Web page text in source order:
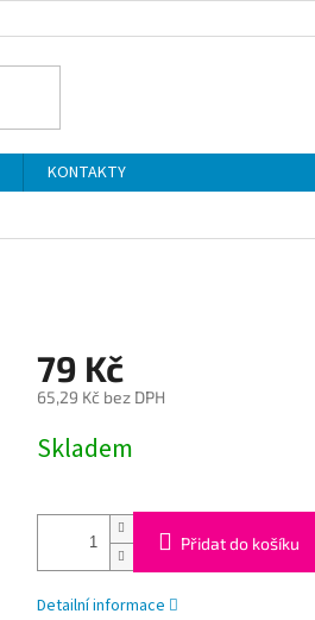
KONTAKTY
79 Kč
65,29 Kč bez DPH
cena:
Skladem
Přidat do košíku
Detailní informace